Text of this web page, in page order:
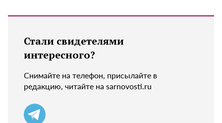
Стали свидетелями
интересного?
Снимайте на телефон, присылайте в
редакцию, читайте на sarnovosti.ru